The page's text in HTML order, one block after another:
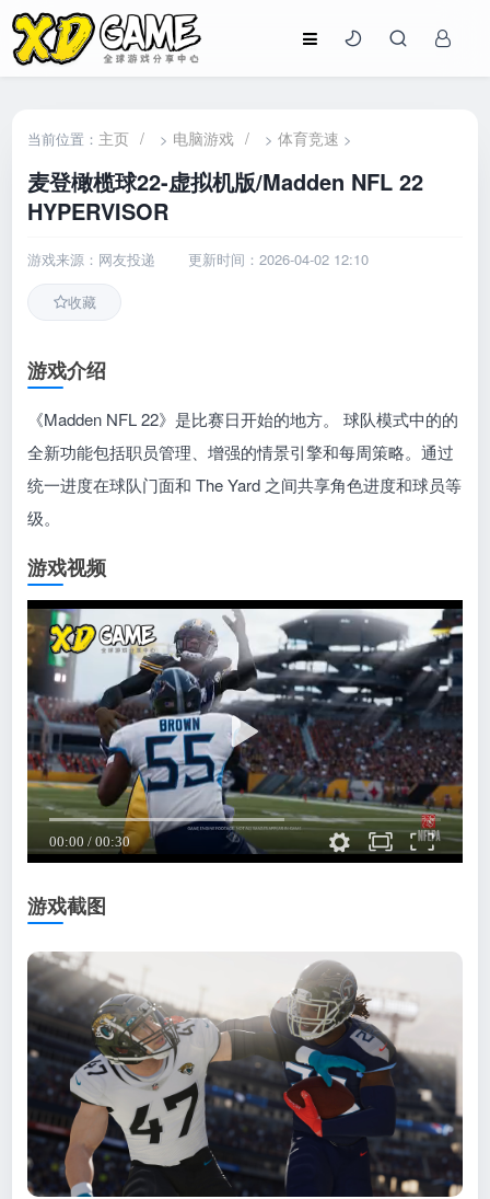
当前位置： 主页 / > 电脑游戏 / >体育竞速 >
麦登橄榄球22-虚拟机版/Madden NFL 22
HYPERVISOR
游戏来源：网友投递 更新时间：2026-04-02 12:10
收藏
游戏介绍
《Madden NFL 22》是比赛日开始的地方。 球队模式中的的
全新功能包括职员管理、增强的情景引擎和每周策略。通过
统一进度在球队门面和 The Yard 之间共享角色进度和球员等
级。
游戏视频
游戏截图